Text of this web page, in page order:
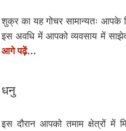
शुक्र का यह गोचर सामान्यतः आपके
इस अवधि में आपको व्यवसाय में
आगे पढ़ें…
धनु
इस दौरान आपको तमाम क्षेत्रों में